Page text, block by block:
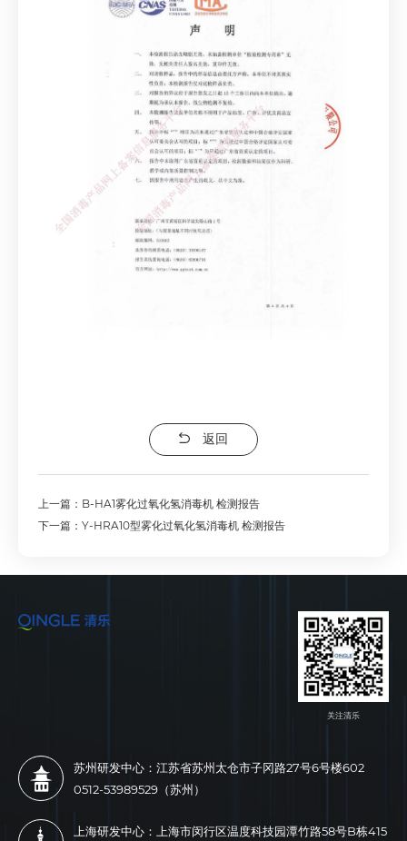
返回
上一篇：B-HA1雾化过氧化氢消毒机 检测报告
下一篇：Y-HRA10型雾化过氧化氢消毒机 检测报告
关注清乐
苏州研发中心：江苏省苏州太仓市子冈路27号6号楼602
0512-53989529（苏州）
上海研发中心：上海市闵行区温度科技园潭竹路58号B栋415